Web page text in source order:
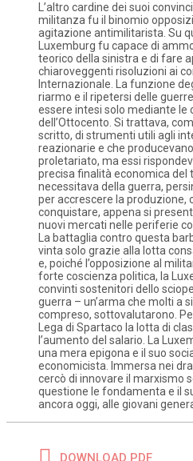
L’altro cardine dei suoi
militanza fu il binomio
agitazione antimilitarista. Su
Luxemburg fu capace di
teorico della sinistra e di fare
chiaroveggenti risoluzioni ai
Internazionale. La funzione
riarmo e il ripetersi delle
essere intesi solo mediante le
dell’Ottocento. Si trattava,
scritto, di strumenti utili agli
reazionarie e che
proletariato, ma essi
precisa finalità economica del
necessitava della guerra,
per accrescere la produzione,
conquistare, appena si
nuovi mercati nelle periferie
La battaglia contro questa
vinta solo grazie alla lotta
e, poiché l’opposizione al
forte coscienza politica, la
convinti sostenitori dello
guerra – un’arma che molti a
compreso, sottovalutarono.
Lega di Spartaco la lotta di
l’aumento del salario. La
una mera epigona e il suo
economicista. Immersa nei
cercò di innovare il marxismo
questione le fondamenta e il
ancora oggi, alle giovani
DOWNLOAD PDF